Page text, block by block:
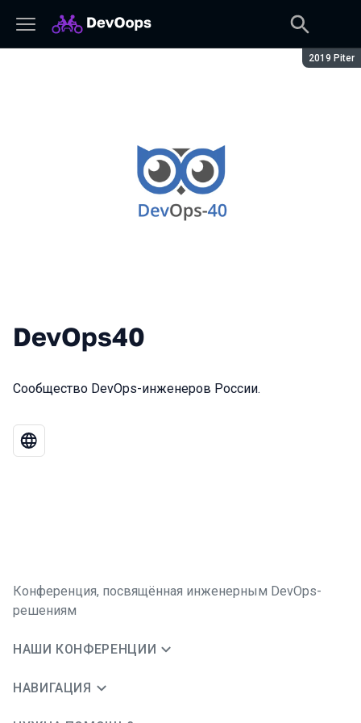
Сезон:
2019 Piter
DevOps40
Сообщество DevOps-инженеров России.
Конференция, посвящённая инженерным DevOps-
решениям
НАШИ КОНФЕРЕНЦИИ
НАВИГАЦИЯ